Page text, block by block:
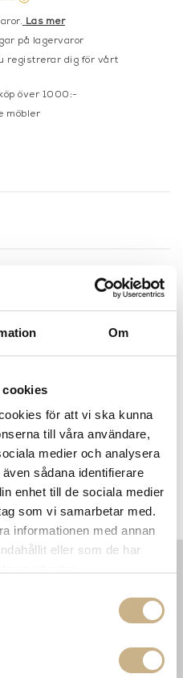
Om
cookies
för att vi ska kunna
till våra användare,
medier och analysera
sådana identifierare
enhet till de sociala medier
som vi samarbetar med.
informationen med annan
eller som de har
Läs mer
på lagervaror
registrerar dig för vårt
över 1000:-
möbler
Schäslong - Norton